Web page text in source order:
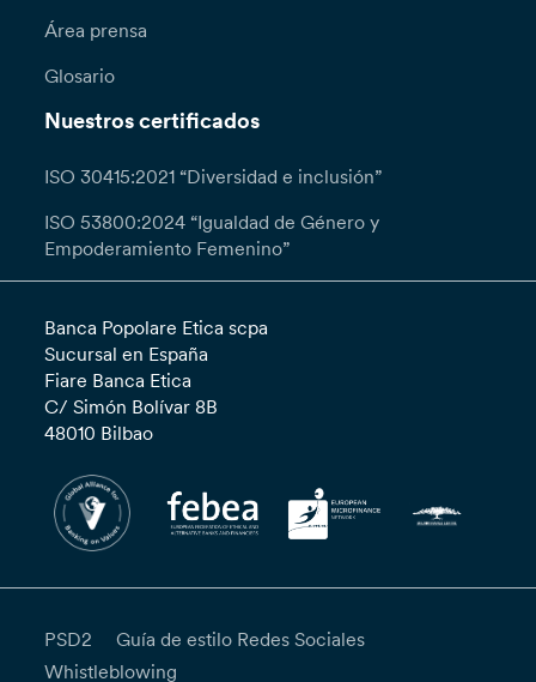
Área prensa
Glosario
Nuestros certificados
ISO 30415:2021 “Diversidad e inclusión”
ISO 53800:2024 “Igualdad de Género y
Empoderamiento Femenino”
Banca Popolare Etica scpa
Sucursal en España
Fiare Banca Etica
C/ Simón Bolívar 8B
48010 Bilbao
PSD2
Guía de estilo Redes Sociales
Whistleblowing